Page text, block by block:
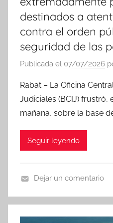
destinados a
contra el orden
seguridad de las
Publicada el 07/07/2026
Rabat – La Oficina
Judiciales (BCIJ) frustró,
mañana, sobre la base
Seguir leyendo
o
t
Dejar un comentario